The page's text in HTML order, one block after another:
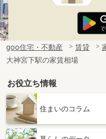
goo住宅・不動産 賃貸
大神宮下駅の家賃相場
お役立ち情報
住まいのコラム